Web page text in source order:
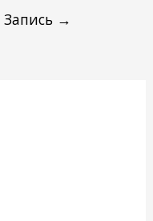
Запись →